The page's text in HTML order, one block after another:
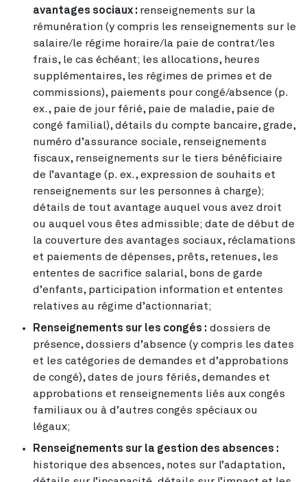
avantages sociaux : renseignements sur la
rémunération (y compris les renseignements sur le
salaire/le régime horaire/la paie de contrat/les
frais, le cas échéant; les allocations, heures
supplémentaires, les régimes de primes et de
commissions), paiements pour congé/absence (p.
ex., paie de jour férié, paie de maladie, paie de
congé familial), détails du compte bancaire, grade,
numéro d’assurance sociale, renseignements
fiscaux, renseignements sur le tiers bénéficiaire
de l’avantage (p. ex., expression de souhaits et
renseignements sur les personnes à charge);
détails de tout avantage auquel vous avez droit
ou auquel vous êtes admissible; date de début de
la couverture des avantages sociaux, réclamations
et paiements de dépenses, prêts, retenues, les
ententes de sacrifice salarial, bons de garde
d’enfants, participation information et ententes
relatives au régime d’actionnariat;
Renseignements sur les congés : dossiers de
présence, dossiers d’absence (y compris les dates
et les catégories de demandes et d’approbations
de congé), dates de jours fériés, demandes et
approbations et renseignements liés aux congés
familiaux ou à d’autres congés spéciaux ou
légaux;
Renseignements sur la gestion des absences :
historique des absences, notes sur l’adaptation,